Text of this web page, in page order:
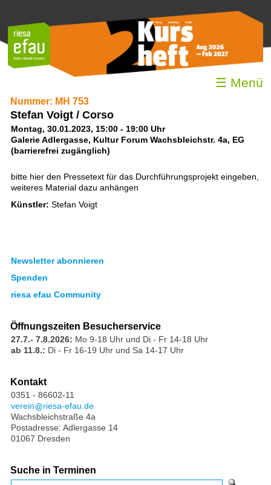
☰ Menü
Nummer: MH 753
Stefan Voigt / Corso
Montag, 30.01.2023, 15:00 - 19:00 Uhr
Galerie Adlergasse, Kultur Forum Wachsbleichstr. 4a, EG
(barrierefrei zugänglich)
bitte hier den Pressetext für das Durchführungsprojekt eingeben,
weiteres Material dazu anhängen
Künstler: Stefan Voigt
Newsletter abonnieren
Spenden
riesa efau Community
Öffnungszeiten Besucherservice
27.7.- 7.8.2026: Mo 9-18 Uhr und Di - Fr 14-18 Uhr
ab 11.8.: Di - Fr 16-19 Uhr und Sa 14-17 Uhr
Kontakt
0351 - 86602-11
verein
riesa-efau.de
Wachsbleichstraße 4a
Postadresse: Adlergasse 14
01067 Dresden
Suche in Terminen